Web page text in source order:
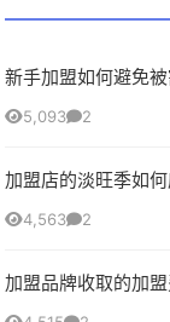
新手加盟如何避免被
5,093 2
加盟店的淡旺季如何
4,563 2
加盟品牌收取的加盟